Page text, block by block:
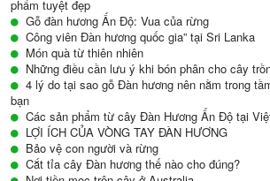
phẩm tuyệt đẹp
Gỗ đàn hương Ấn Độ: Vua của rừng
Công viên Đàn hương quốc gia” tại Sri Lanka
Món quà từ thiên nhiên
Những điều cần lưu ý khi bón phân cho cây
4 lý do tại sao gỗ Đàn hương nên nằm trong
bạn
Các sản phẩm từ cây Đàn Hương Ấn Độ tại
LỢI ÍCH CỦA VÒNG TAY ĐÀN HƯƠNG
Bảo vệ con người và rừng
Cắt tỉa cây Đàn hương thế nào cho đúng?